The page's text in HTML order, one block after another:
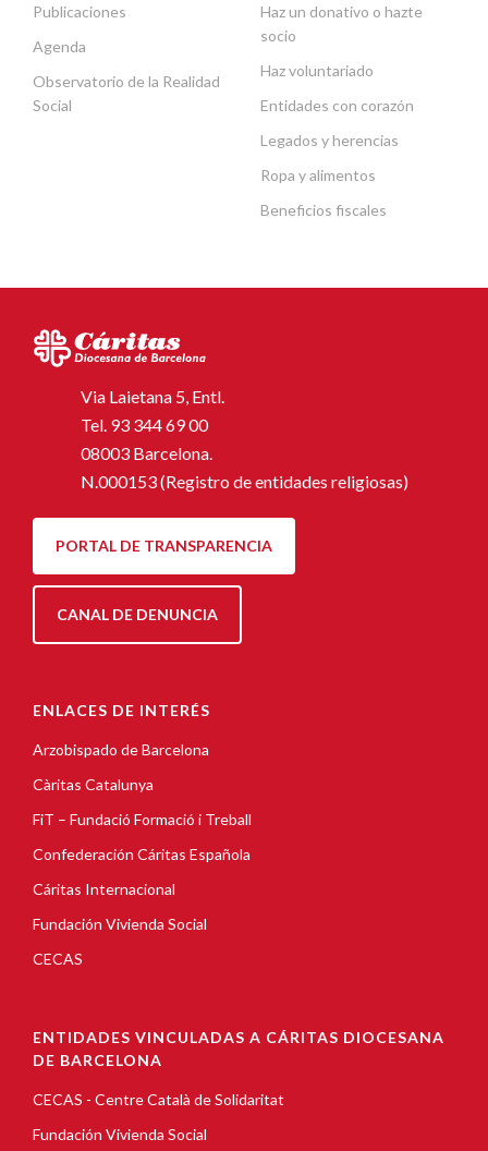
Publicaciones
Agenda
Observatorio de la Realidad
Social
Haz un donativo o hazte
socio
Haz voluntariado
Entidades con corazón
Legados y herencias
Ropa y alimentos
Beneficios fiscales
Via Laietana 5, Entl.
Tel. 93 344 69 00
08003 Barcelona.
N.000153 (Registro de entidades religiosas)
PORTAL DE TRANSPARENCIA
CANAL DE DENUNCIA
ENLACES DE INTERÉS
Arzobispado de Barcelona
Càritas Catalunya
FiT – Fundació Formació i Treball
Confederación Cáritas Española
Cáritas Internacional
Fundación Vivienda Social
CECAS
ENTIDADES VINCULADAS A CÁRITAS DIOCESANA
DE BARCELONA
CECAS - Centre Català de Solidaritat
Fundación Vivienda Social